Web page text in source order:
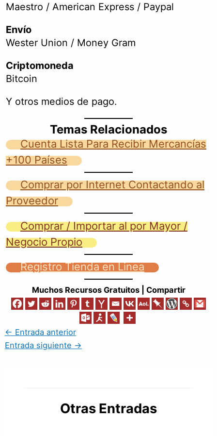
Maestro / American Express / Paypal
Envío
Wester Union / Money Gram
Criptomoneda
Bitcoin
Y otros medios de pago.
Temas Relacionados
Cuenta Lista Para Recibir Mercancías
+100 Países
Comprar por Internet Contactando al
Proveedor
Comprar / Importar al por Mayor /
Negocio Propio
Registro Tienda en Linea
Muchos Recursos Gratuitos | Compartir
← Entrada anterior
Entrada siguiente →
Otras Entradas